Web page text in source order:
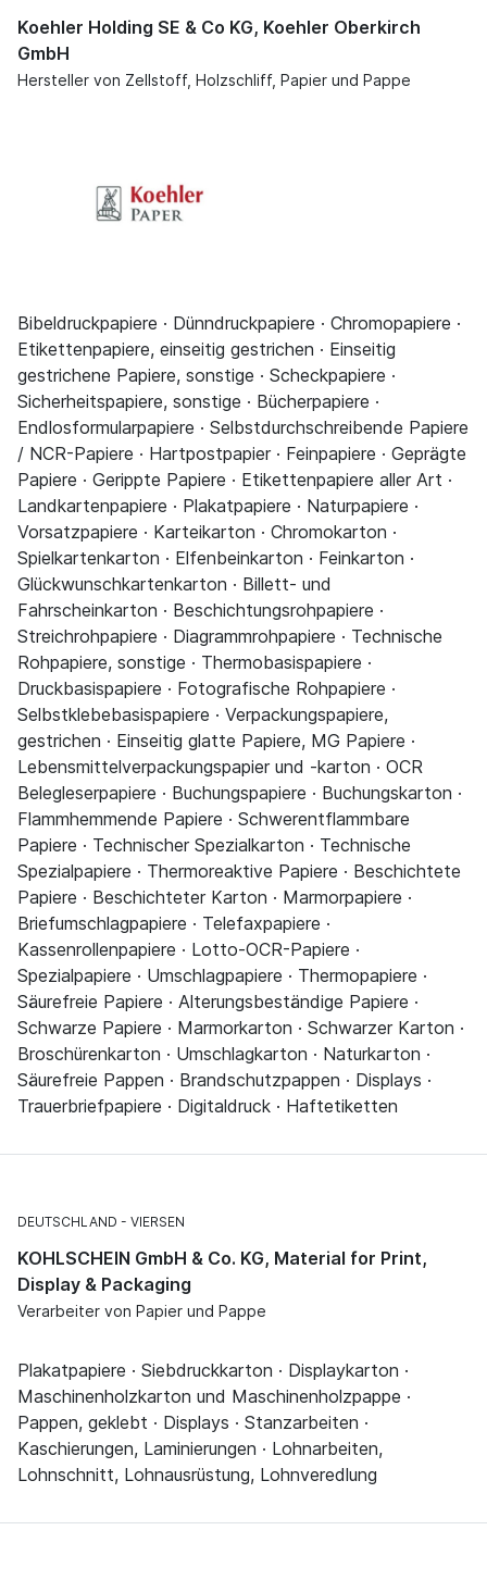
Koehler Holding SE & Co KG, Koehler Oberkirch
GmbH
Hersteller von Zellstoff, Holzschliff, Papier und Pappe
Bibeldruckpapiere · Dünndruckpapiere · Chromopapiere ·
Etikettenpapiere, einseitig gestrichen · Einseitig
gestrichene Papiere, sonstige · Scheckpapiere ·
Sicherheitspapiere, sonstige · Bücherpapiere ·
Endlosformularpapiere · Selbstdurchschreibende Papiere
/ NCR-Papiere · Hartpostpapier · Feinpapiere · Geprägte
Papiere · Gerippte Papiere · Etikettenpapiere aller Art ·
Landkartenpapiere · Plakatpapiere · Naturpapiere ·
Vorsatzpapiere · Karteikarton · Chromokarton ·
Spielkartenkarton · Elfenbeinkarton · Feinkarton ·
Glückwunschkartenkarton · Billett- und
Fahrscheinkarton · Beschichtungsrohpapiere ·
Streichrohpapiere · Diagrammrohpapiere · Technische
Rohpapiere, sonstige · Thermobasispapiere ·
Druckbasispapiere · Fotografische Rohpapiere ·
Selbstklebebasispapiere · Verpackungspapiere,
gestrichen · Einseitig glatte Papiere, MG Papiere ·
Lebensmittelverpackungspapier und -karton · OCR
Belegleserpapiere · Buchungspapiere · Buchungskarton ·
Flammhemmende Papiere · Schwerentflammbare
Papiere · Technischer Spezialkarton · Technische
Spezialpapiere · Thermoreaktive Papiere · Beschichtete
Papiere · Beschichteter Karton · Marmorpapiere ·
Briefumschlagpapiere · Telefaxpapiere ·
Kassenrollenpapiere · Lotto-OCR-Papiere ·
Spezialpapiere · Umschlagpapiere · Thermopapiere ·
Säurefreie Papiere · Alterungsbeständige Papiere ·
Schwarze Papiere · Marmorkarton · Schwarzer Karton ·
Broschürenkarton · Umschlagkarton · Naturkarton ·
Säurefreie Pappen · Brandschutzpappen · Displays ·
Trauerbriefpapiere · Digitaldruck · Haftetiketten
DEUTSCHLAND VIERSEN
KOHLSCHEIN GmbH & Co. KG, Material for Print,
Display & Packaging
Verarbeiter von Papier und Pappe
Plakatpapiere · Siebdruckkarton · Displaykarton ·
Maschinenholzkarton und Maschinenholzpappe ·
Pappen, geklebt · Displays · Stanzarbeiten ·
Kaschierungen, Laminierungen · Lohnarbeiten,
Lohnschnitt, Lohnausrüstung, Lohnveredlung